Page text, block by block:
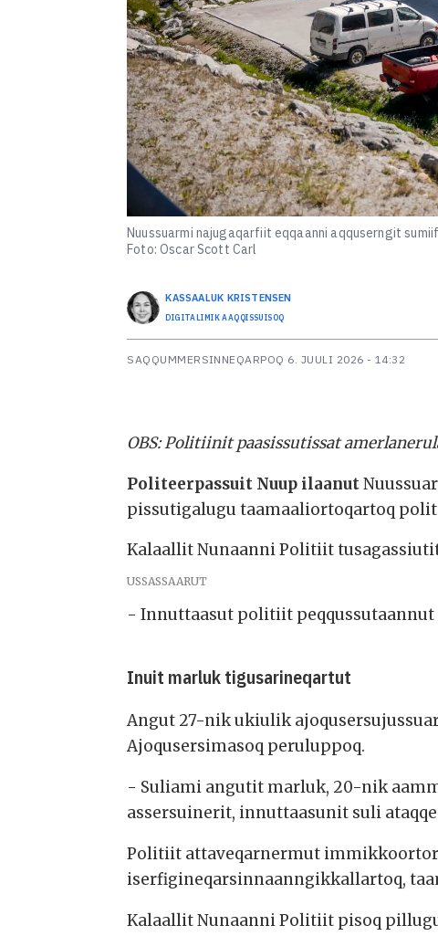
Nuussuarmi najugaqarfiit eqqaanni aqquserngit
Foto: Oscar Scott Carl
KASSAALUK KRISTENSEN
DIGITALIMIK AAQQISSUISOQ
SAQQUMMERSINNEQARPOQ 6. JUULI 2026 - 14:32
OBS: Politiinit paasissutissat
Politeerpassuit Nuup ilaanut
pissutigalugu taamaaliortoqartoq
Kalaallit Nunaanni Politiit
USSASSAARUT
- Innuttaasut politiit
Inuit marluk tigusarineqartut
Angut 27-nik ukiulik
Ajoqusersimasoq peruluppoq.
- Suliami angutit marluk, 20-nik
assersuinerit, innuttaasunit suli
Politiit attaveqarnermut
iserfigineqarsinnaanngikkallartoq,
Kalaallit Nunaanni Politiit pisoq